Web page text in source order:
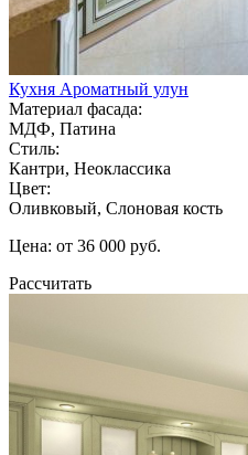
Кухня Ароматный улун
Материал фасада:
МДФ, Патина
Стиль:
Кантри, Неоклассика
Цвет:
Оливковый, Слоновая кость
Цена: от 36 000 руб.
Рассчитать